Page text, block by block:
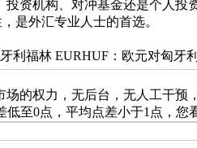
机构、对冲基金还是个人投
是外汇专业人士的首选。
利福林 EURHUF：欧元对匈牙
权力，无后台，无人工干预
至0点，平均点差小于1点，您